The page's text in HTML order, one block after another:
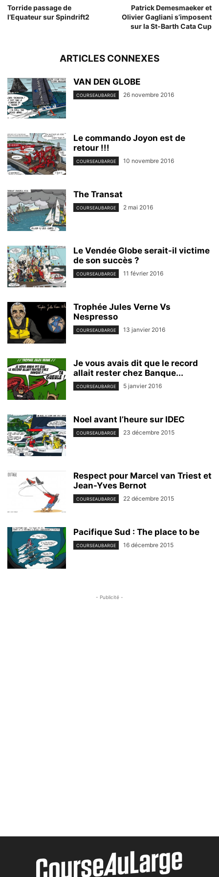
Torride passage de
l’Equateur sur Spindrift2
Patrick Demesmaeker et
Olivier Gagliani s’imposent
sur la St-Barth Cata Cup
ARTICLES CONNEXES
VAN DEN GLOBE
COURSEAUBARGE 26 novembre 2016
Le commando Joyon est de
retour !!!
COURSEAUBARGE 10 novembre 2016
The Transat
COURSEAUBARGE 2 mai 2016
Le Vendée Globe serait-il victime
de son succès ?
COURSEAUBARGE 11 février 2016
Trophée Jules Verne Vs
Nespresso
COURSEAUBARGE 13 janvier 2016
Je vous avais dit que le record
allait rester chez Banque...
COURSEAUBARGE 5 janvier 2016
Noel avant l’heure sur IDEC
COURSEAUBARGE 23 décembre 2015
Respect pour Marcel van Triest et
Jean-Yves Bernot
COURSEAUBARGE 22 décembre 2015
Pacifique Sud : The place to be
COURSEAUBARGE 16 décembre 2015
- Publicité -